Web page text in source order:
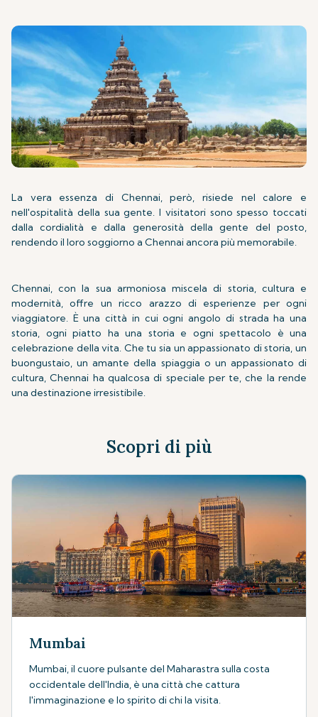
La vera essenza di Chennai, però, risiede nel calore e
nell'ospitalità della sua gente. I visitatori sono spesso toccati
dalla cordialità e dalla generosità della gente del posto,
rendendo il loro soggiorno a Chennai ancora più memorabile.
Chennai, con la sua armoniosa miscela di storia, cultura e
modernità, offre un ricco arazzo di esperienze per ogni
viaggiatore. È una città in cui ogni angolo di strada ha una
storia, ogni piatto ha una storia e ogni spettacolo è una
celebrazione della vita. Che tu sia un appassionato di storia, un
buongustaio, un amante della spiaggia o un appassionato di
cultura, Chennai ha qualcosa di speciale per te, che la rende
una destinazione irresistibile.
Scopri di più
Mumbai
Mumbai, il cuore pulsante del Maharastra sulla costa
occidentale dell'India, è una città che cattura
l'immaginazione e lo spirito di chi la visita.